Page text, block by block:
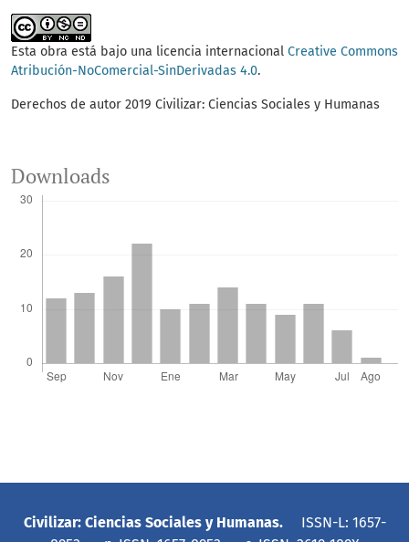
Esta obra está bajo una licencia internacional Creative Commons
Atribución-NoComercial-SinDerivadas 4.0.
Derechos de autor 2019 Civilizar: Ciencias Sociales y Humanas
Downloads
Civilizar: Ciencias Sociales y Humanas. ISSN-L: 1657-